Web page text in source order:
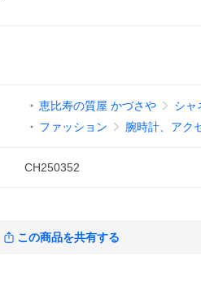
恵比寿の質屋 かづさや
シャ
ファッション
腕時計、アク
CH250352
この商品を共有する